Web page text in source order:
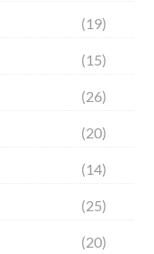
(19)
(15)
(26)
(20)
(14)
(25)
(20)